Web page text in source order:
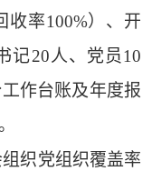
收率100%）、开
记20人、党员10
作台账及年度报
织党组织覆盖率